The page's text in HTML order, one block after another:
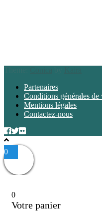
Partenaires
Conditions générales de
Mentions légales
Contactez-nous
0
0
Votre panier